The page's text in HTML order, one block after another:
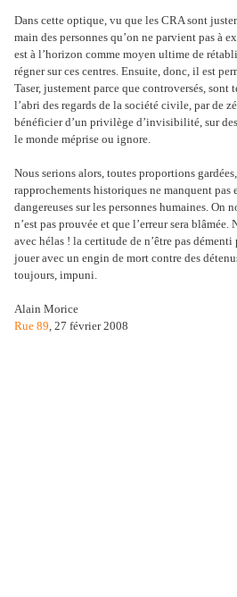
Dans cette optique, vu que les CRA sont
main des personnes qu’on ne parvient pas à
est à l’horizon comme moyen ultime de
régner sur ces centres. Ensuite, donc, il est
Taser, justement parce que controversés, sont
l’abri des regards de la société civile, par de
bénéficier d’un privilège d’invisibilité, sur
le monde méprise ou ignore.
Nous serions alors, toutes proportions
rapprochements historiques ne manquent pas
dangereuses sur les personnes humaines. On
n’est pas prouvée et que l’erreur sera
avec hélas ! la certitude de n’être pas
jouer avec un engin de mort contre des
toujours, impuni.
Alain Morice
Rue 89, 27 février 2008